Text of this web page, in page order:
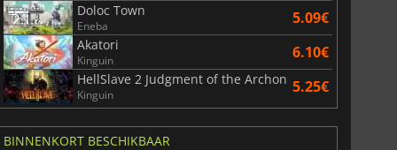
Doloc Town
Eneba 5.09€
Akatori
Kinguin 6.10€
HellSlave 2 Judgment of the Archon
Kinguin 5.25€
BINNENKORT BESCHIKBAAR